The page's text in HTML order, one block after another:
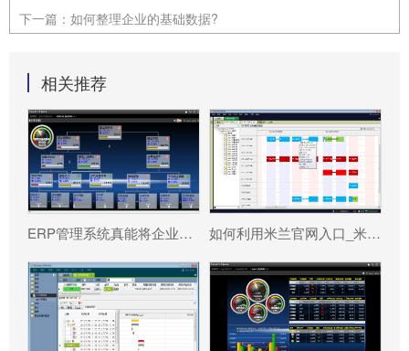
下一篇： 如何整理企业的基础数据?
相关推荐
ERP管理系统真能将企业数据转化为可执行决策吗? 如何利用米兰官网入口_米兰（中国） 系统更好提升企业运营效率?